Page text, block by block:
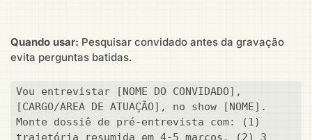
Quando usar: Pesquisar convidado antes da gravação
evita perguntas batidas.
Vou entrevistar [NOME DO CONVIDADO],
[CARGO/AREA DE ATUAÇÃO], no show [NOME].
Monte dossiê de pré-entrevista com: (1)
trajetória resumida em 4-5 marcos, (2) 3